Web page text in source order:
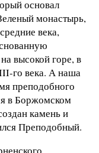
основал
монастырь,
века,
высокой горе, в
го века. А наша
преподобного
в Боржомском
камень и
Преподобный.